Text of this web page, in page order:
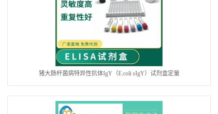
猪大肠杆菌病特异性抗体IgY（E.coli sIgY）试剂盒定量